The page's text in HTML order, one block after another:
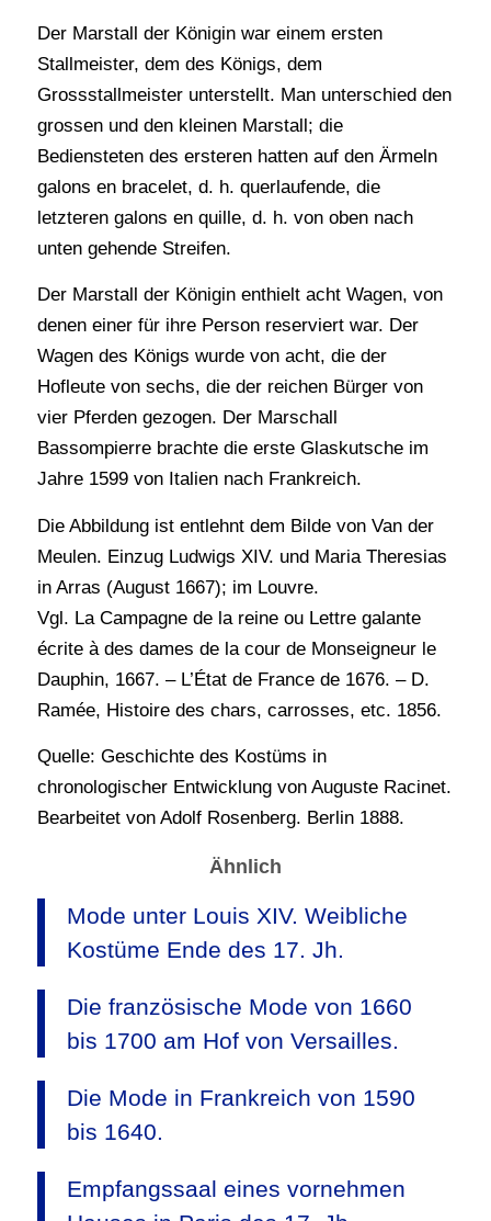
Der Marstall der Königin war einem ersten
Stallmeister, dem des Königs, dem
Grossstallmeister unterstellt. Man unterschied den
grossen und den kleinen Marstall; die
Bediensteten des ersteren hatten auf den Ärmeln
galons en bracelet, d. h. querlaufende, die
letzteren galons en quille, d. h. von oben nach
unten gehende Streifen.
Der Marstall der Königin enthielt acht Wagen, von
denen einer für ihre Person reserviert war. Der
Wagen des Königs wurde von acht, die der
Hofleute von sechs, die der reichen Bürger von
vier Pferden gezogen. Der Marschall
Bassompierre brachte die erste Glaskutsche im
Jahre 1599 von Italien nach Frankreich.
Die Abbildung ist entlehnt dem Bilde von Van der
Meulen. Einzug Ludwigs XIV. und Maria Theresias
in Arras (August 1667); im Louvre.
Vgl. La Campagne de la reine ou Lettre galante
écrite à des dames de la cour de Monseigneur le
Dauphin, 1667. – L’État de France de 1676. – D.
Ramée, Histoire des chars, carrosses, etc. 1856.
Quelle: Geschichte des Kostüms in
chronologischer Entwicklung von Auguste Racinet.
Bearbeitet von Adolf Rosenberg. Berlin 1888.
Ähnlich
Mode unter Louis XIV. Weibliche
Kostüme Ende des 17. Jh.
Die französische Mode von 1660
bis 1700 am Hof von Versailles.
Die Mode in Frankreich von 1590
bis 1640.
Empfangssaal eines vornehmen